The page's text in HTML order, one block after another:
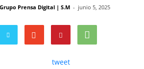
Prensa Digital | S.M - junio 5, 2025
tweet